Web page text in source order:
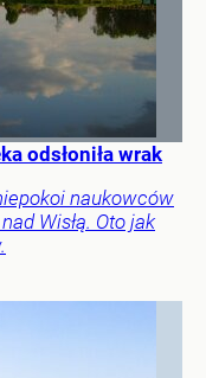
odsłoniła wrak
naukowców
Wisłą. Oto jak